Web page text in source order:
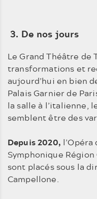
3. De nos jours
Le Grand Théâtre de
transformations et
aujourd’hui en bien
Palais Garnier de
la salle à l’italienne,
semblent être des
Depuis 2020,
Symphonique
sont placés sous la
Campellone.